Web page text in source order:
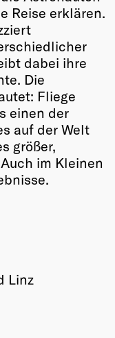
Reise erklären.
dabei ihre
Die
Fliege
einen der
auf der Welt
größer,
im Kleinen
Linz